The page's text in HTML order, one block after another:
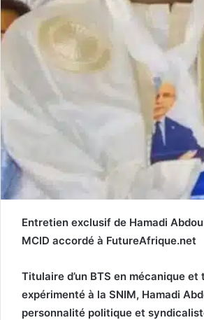
Entretien exclusif de Hamadi
MCID accordé à FutureAfrique.net
Titulaire d’un BTS en mécanique
expérimenté à la SNIM, Hamadi
personnalité politique et